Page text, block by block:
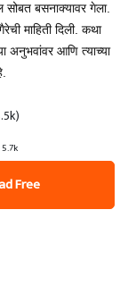
बसनाक्यावर गेला.
माहिती दिली. कथा
अनुभवांवर आणि त्याच्या
5.7k
Free